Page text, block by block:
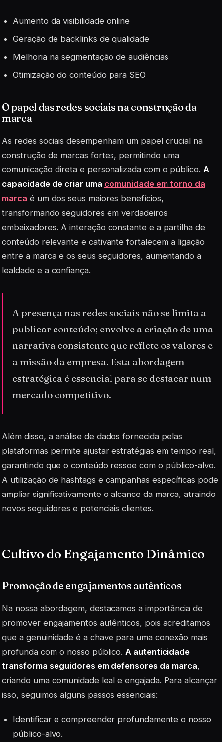
Aumento da visibilidade online
Geração de backlinks de qualidade
Melhoria na segmentação de audiências
Otimização do conteúdo para SEO
O papel das redes sociais na construção da
marca
As redes sociais desempenham um papel crucial na
construção de marcas fortes, permitindo uma
comunicação direta e personalizada com o público. A
capacidade de criar uma comunidade em torno da
marca é um dos seus maiores benefícios,
transformando seguidores em verdadeiros
embaixadores. A interação constante e a partilha de
conteúdo relevante e cativante fortalecem a ligação
entre a marca e os seus seguidores, aumentando a
lealdade e a confiança.
A presença nas redes sociais não se limita a
publicar conteúdo; envolve a criação de uma
narrativa consistente que reflete os valores e
a missão da empresa. Esta abordagem
estratégica é essencial para se destacar num
mercado competitivo.
Além disso, a análise de dados fornecida pelas
plataformas permite ajustar estratégias em tempo real,
garantindo que o conteúdo ressoe com o público-alvo.
A utilização de hashtags e campanhas específicas pode
ampliar significativamente o alcance da marca, atraindo
novos seguidores e potenciais clientes.
Cultivo do Engajamento Dinâmico
Promoção de engajamentos autênticos
Na nossa abordagem, destacamos a importância de
promover engajamentos autênticos, pois acreditamos
que a genuinidade é a chave para uma conexão mais
profunda com o nosso público. A autenticidade
transforma seguidores em defensores da marca,
criando uma comunidade leal e engajada. Para alcançar
isso, seguimos alguns passos essenciais:
Identificar e compreender profundamente o nosso
público-alvo.